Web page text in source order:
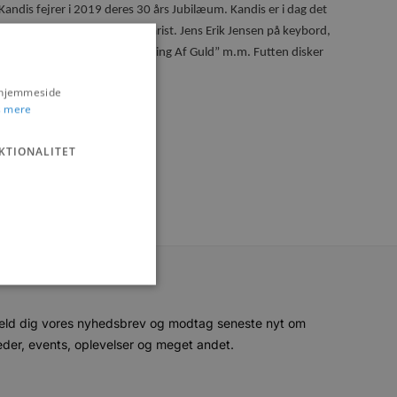
fejrer i 2019 deres 30 års Jubilæum. Kandis er i dag det
forsanger og guitarist. Jens Erik Jensen på keybord,
”Hold Me”, ”En Lille Ring Af Guld” m.m. Futten disker
dig vores nyhedsbrev og modtag seneste nyt om
events, oplevelser og meget andet.
mere
Hjemmesiden